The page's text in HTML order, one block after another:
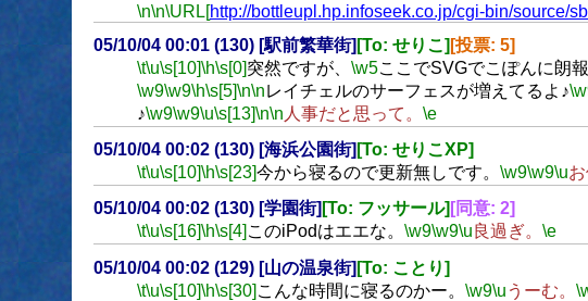
\n\n\URL[http://bottleupl.hp.infoseek.co.jp/cgi-bin/source/
05/10/04 00:01 (130) [駅前繁華街] [To: せりこ] [投票: 5]
\t\u\s[10]\h\s[0]突然ですが、 \w5ここでSVGでこぽんに朗報
\w9\w9\h\s[5]\n\nレイチェルのサーフェスが増えてるよ♪
♪\w9\w9\u\s[13]\n\n 人事だと思って。 \e
05/10/04 00:02 (130) [海浜公園街] [To: せりこXP]
\t\u\s[10]\h\s[23]今から寝るので更新無しです。 \w9\w9\uお
05/10/04 00:02 (130) [学園街] [To: フッサール] [同意: 2]
\t\u\s[16]\h\s[4] このiPodはエエな。 \w9\w9\u良過ぎ。 \e
05/10/04 00:02 (129) [山の温泉街] [To: ことり]
\t\u\s[10]\h\s[30] こんな時間に寝るのかー。 \w9\u うーむ。